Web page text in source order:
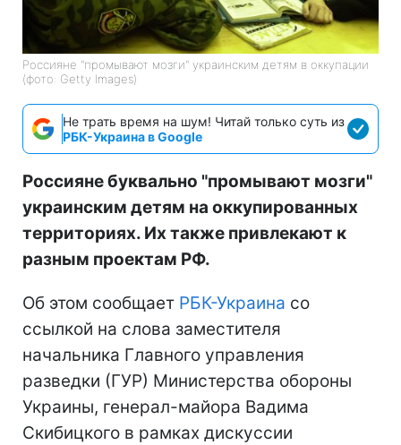
Россияне "промывают мозги" украинским детям в оккупации
(фото: Getty Images)
Не трать время на шум! Читай только суть из
РБК-Украина в Google
Россияне буквально "промывают мозги"
украинским детям на оккупированных
территориях. Их также привлекают к
разным проектам РФ.
Об этом сообщает РБК-Украина со
ссылкой на слова заместителя
начальника Главного управления
разведки (ГУР) Министерства обороны
Украины, генерал-майора Вадима
Скибицкого в рамках дискуссии